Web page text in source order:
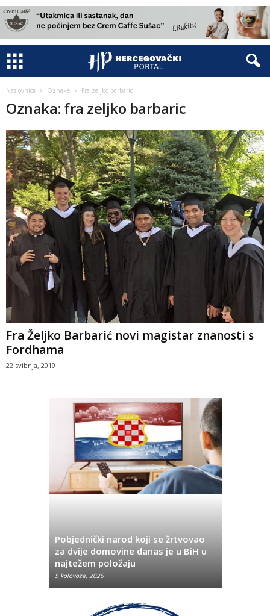
Naslovnica Oznake Fra zeljko barbaric
Oznaka: fra zeljko barbaric
Fra Željko Barbarić novi magistar znanosti s
Fordhama
22 svibnja, 2019
Pobjednički narod koji se žrtvovao
za dvije domovine danas je u BiH u
najtežem položaju
5 kolovoza, 2026